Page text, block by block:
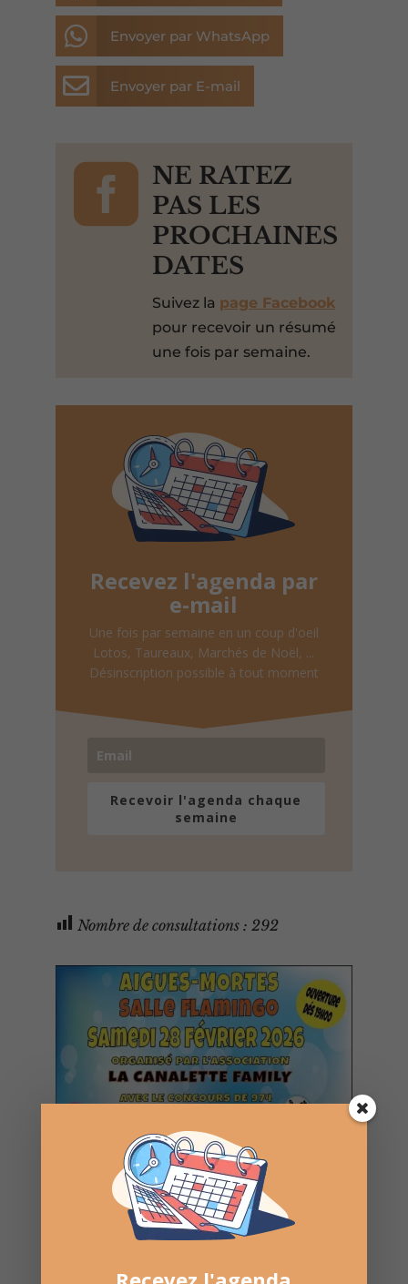
 Envoyer par WhatsApp
 Envoyer par E-mail

NE RATEZ
PAS LES
PROCHAINES
DATES
Suivez la page Facebook
pour recevoir un résumé
une fois par semaine.
Recevez l'agenda par
e-mail
Une fois par semaine en un coup d'oeil
Lotos, Taureaux, Marchés de Noël, ...
Désinscription possible à tout moment
Recevoir l'agenda chaque
semaine
Nombre de consultations : 292